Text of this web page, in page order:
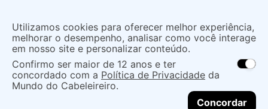
localização
As ofertas e opções de entrega variam de
acordo com a região.Não sei meu CEP
CONTINUAR
O que você procura?
Utilizamos cookies para oferecer melhor experiência,
melhorar o desempenho, analisar como você interage
em nosso site e personalizar conteúdo.
Confirmo ser maior de 12 anos e ter
concordado com a Política de Privacidade da
Mundo do Cabeleireiro.
Concordar